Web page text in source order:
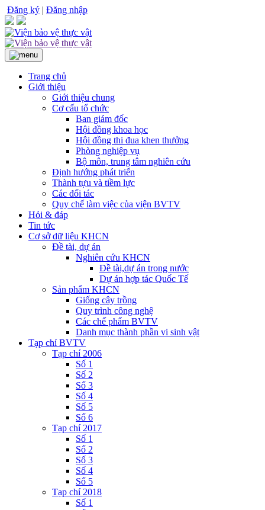
Đăng ký | Đăng nhập
Trang chủ
Giới thiệu
Giới thiệu chung
Cơ cấu tổ chức
Ban giám đốc
Hội đồng khoa học
Hội đồng thi đua khen thưởng
Phòng nghiệp vụ
Bộ môn, trung tâm nghiên cứu
Định hướng phát triển
Thành tựu và tiềm lực
Các đối tác
Quy chế làm việc của viện BVTV
Hỏi & đáp
Tin tức
Cơ sở dữ liệu KHCN
Đề tài, dự án
Nghiên cứu KHCN
Đề tài,dự án trong nước
Dự án hợp tác Quốc Tế
Sản phẩm KHCN
Giống cây trồng
Quy trình công nghệ
Các chế phẩm BVTV
Danh mục thành phần vi sinh vật
Tạp chí BVTV
Tạp chí 2006
Số 1
Số 2
Số 3
Số 4
Số 5
Số 6
Tạp chí 2017
Số 1
Số 2
Số 3
Số 4
Số 5
Tạp chí 2018
Số 1